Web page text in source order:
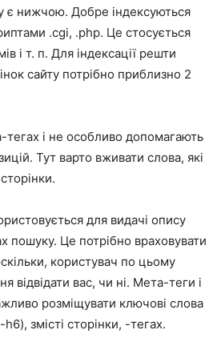
є нижчою. Добре індексуються
.cgi, .php. Це стосується
і т. п. Для індексації решти
сайту потрібно приблизно 2
і не особливо допомагають
Тут варто вживати слова, які
для видачі опису
пошуку. Це потрібно враховувати
користувач по цьому
відвідати вас, чи ні. Мета-теги і
розміщувати ключові слова
h6), змісті сторінки, -тегах.